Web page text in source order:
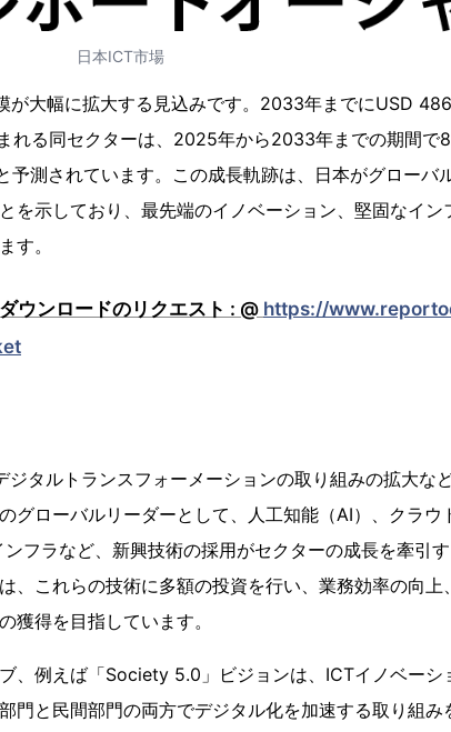
日本ICT市場
が大幅に拡大する見込みです。2033年までにUSD
れる同セクターは、2025年から2033年までの期間で
予測されています。この成長軌跡は、日本がグローバ
を示しており、最先端のイノベーション、堅固なイン
す。
ウンロードのリクエスト : @ https://
ジタルトランスフォーメーションの取り組みの拡大な
グローバルリーダーとして、人工知能（AI）、クラウ
フラなど、新興技術の採用がセクターの成長を牽引
、これらの技術に多額の投資を行い、業務効率の向上
獲得を目指しています。
、例えば「Society 5.0」ビジョンは、ICTイノベーシ
門と民間部門の両方でデジタル化を加速する取り組み